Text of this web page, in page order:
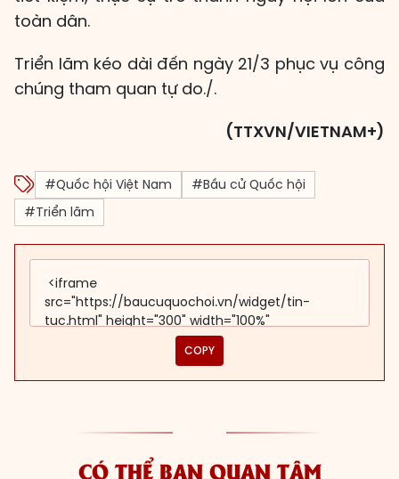
toàn dân.
Triển lãm kéo dài đến ngày 21/3 phục vụ công
chúng tham quan tự do./.
(TTXVN/VIETNAM+)
#Quốc hội Việt Nam
#Bầu cử Quốc hội
#Triển lãm
COPY
CÓ THỂ BẠN QUAN TÂM